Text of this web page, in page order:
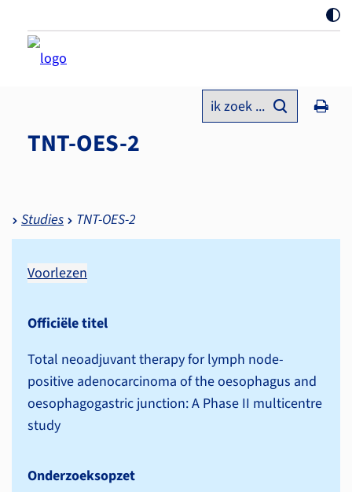
ik zoek ...
TNT-OES-2
Studies TNT-OES-2
Voorlezen
Officiële titel
Total neoadjuvant therapy for lymph node-
positive adenocarcinoma of the oesophagus and
oesophagogastric junction: A Phase II multicentre
study
Onderzoeksopzet